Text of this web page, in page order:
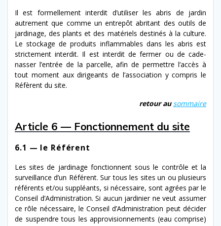
Il est formelle­ment inter­dit d’u­tilis­er les abris de jardin
autrement que comme un entre­pôt abri­tant des out­ils de
jar­di­nage, des plants et des matériels des­tinés à la cul­ture.
Le stock­age de pro­duits inflam­ma­bles dans les abris est
stricte­ment inter­dit. Il est inter­dit de fer­mer ou de cade­
nass­er l’en­trée de la par­celle, afin de per­me­t­tre l’ac­cès à
tout moment aux dirigeants de l’association y com­pris le
Réfèrent du site.
retour au som­maire
Article 6 — Fonctionnement du site
6.1 — le Référent
Les sites de jar­di­nage fonc­tion­nent sous le con­trôle et la
sur­veil­lance d’un Référent. Sur tous les sites un ou plusieurs
référents et/​ou sup­pléants, si néces­saire, sont agrées par le
Conseil d’Administration. Si aucun jar­dinier ne veut assumer
ce rôle néces­saire, le Conseil d’Administration peut décider
de sus­pendre tous les appro­vi­sion­nements (eau com­prise)